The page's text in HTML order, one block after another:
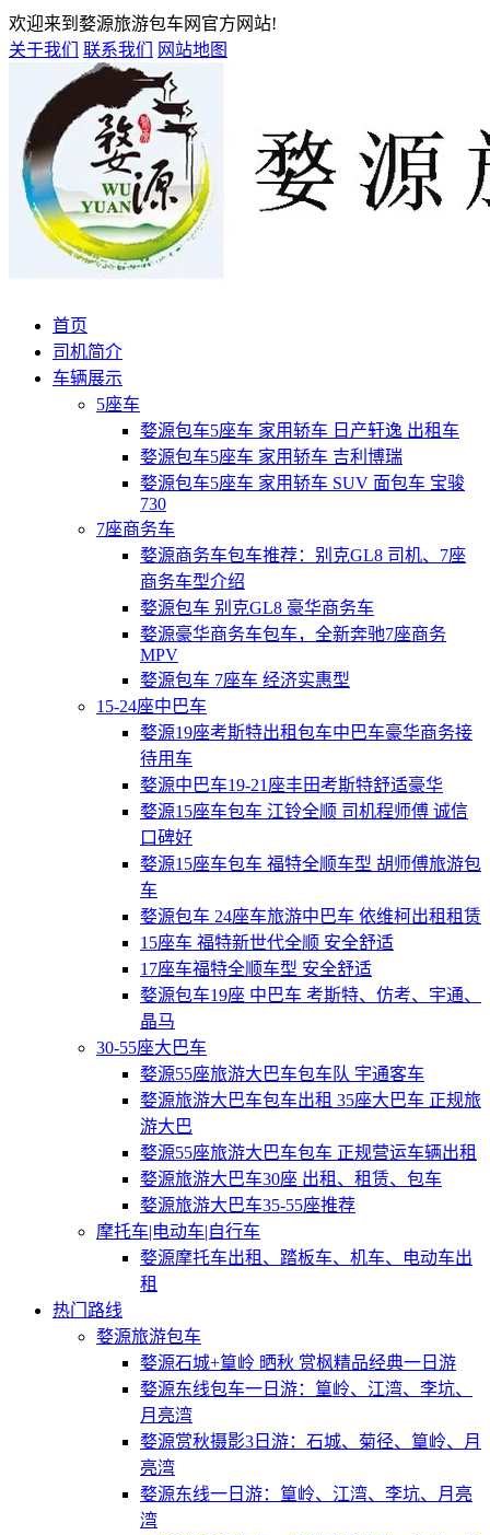
欢迎来到婺源旅游包车网官方网站!
关于我们
联系我们 网站地图
首页
司机简介
车辆展示
5座车
婺源包车5座车 家用轿车 日产轩逸 出租车
婺源包车5座车 家用轿车 吉利博瑞
婺源包车5座车 家用轿车 SUV 面包车 宝骏
730
7座商务车
婺源商务车包车推荐：别克GL8 司机、7座
商务车型介绍
婺源包车 别克GL8 豪华商务车
婺源豪华商务车包车，全新奔驰7座商务
MPV
婺源包车 7座车 经济实惠型
15-24座中巴车
婺源19座考斯特出租包车中巴车豪华商务接
待用车
婺源中巴车19-21座丰田考斯特舒适豪华
婺源15座车包车 江铃全顺 司机程师傅 诚信
口碑好
婺源15座车包车 福特全顺车型 胡师傅旅游包
车
婺源包车 24座车旅游中巴车 依维柯出租租赁
15座车 福特新世代全顺 安全舒适
17座车福特全顺车型 安全舒适
婺源包车19座 中巴车 考斯特、仿考、宇通、
晶马
30-55座大巴车
婺源55座旅游大巴车包车队 宇通客车
婺源旅游大巴车包车出租 35座大巴车 正规旅
游大巴
婺源55座旅游大巴车包车 正规营运车辆出租
婺源旅游大巴车30座 出租、租赁、包车
婺源旅游大巴车35-55座推荐
摩托车|电动车|自行车
婺源摩托车出租、踏板车、机车、电动车出
租
热门路线
婺源旅游包车
婺源石城+篁岭 晒秋 赏枫精品经典一日游
婺源东线包车一日游：篁岭、江湾、李坑、
月亮湾
婺源赏秋摄影3日游：石城、菊径、篁岭、月
亮湾
婺源东线一日游：篁岭、江湾、李坑、月亮
湾